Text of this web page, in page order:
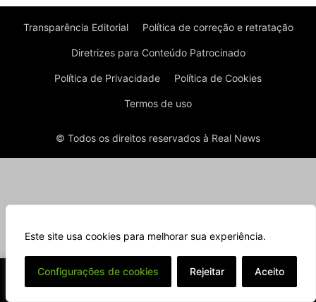
Este site usa cookies para melhorar sua experiência.
Configurações de cookies Rejeitar Aceito
Transparência Editorial Política de correção e retratação
Diretrizes para Conteúdo Patrocinado
Política de Privacidade Política de Cookies
Termos de uso
© Todos os direitos reservados à Real News